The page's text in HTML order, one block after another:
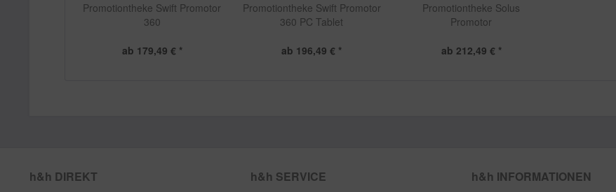
Promotiontheke Swift Promotor
360
ab 179,49 € *
Promotiontheke Swift Promotor
360 PC Tablet
ab 196,49 € *
Promotiontheke Solus
Promotor
ab 212,49 € *
h&h DIREKT h&h SERVICE h&h INFORMATIONEN